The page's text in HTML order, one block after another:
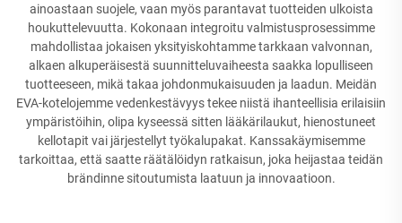
ainoastaan suojele, vaan myös parantavat tuotteiden ulkoista
houkuttelevuutta. Kokonaan integroitu valmistusprosessimme
mahdollistaa jokaisen yksityiskohtamme tarkkaan valvonnan,
alkaen alkuperäisestä suunnitteluvaiheesta saakka lopulliseen
tuotteeseen, mikä takaa johdonmukaisuuden ja laadun. Meidän
EVA-kotelojemme vedenkestävyys tekee niistä ihanteellisia erilaisiin
ympäristöihin, olipa kyseessä sitten lääkärilaukut, hienostuneet
kellotapit vai järjestellyt työkalupakat. Kanssakäymisemme
tarkoittaa, että saatte räätälöidyn ratkaisun, joka heijastaa teidän
brändinne sitoutumista laatuun ja innovaatioon.